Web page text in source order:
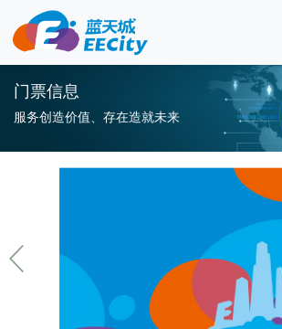
门票信息
服务创造价值、存在造就未来